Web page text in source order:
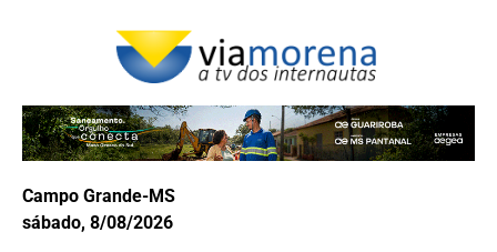
Campo Grande-MS
sábado, 8/08/2026